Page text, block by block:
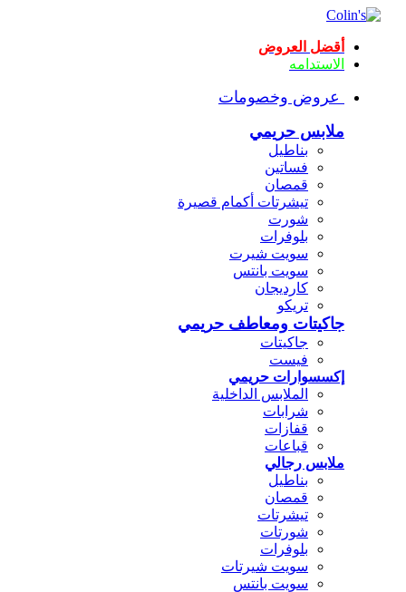
أقضل العروض
الاستدامه
عروض وخصومات
ملابس حريمي
بناطيل
فساتين
قمصان
تيشرتات أكمام قصيرة
شورت
بلوفرات
سويت شيرت
سويت بانتس
كارديجان
تريكو
جاكيتات ومعاطف حريمي
جاكيتات
فيست
إكسسوارات حريمي
الملابس الداخلية
شرابات
قفازات
قباعات
ملابس رجالي
بناطيل
قمصان
تيشرتات
شورتات
بلوفرات
سويت شيرتات
سويت بانتس